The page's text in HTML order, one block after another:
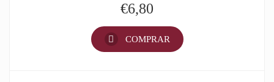
€6,80
COMPRAR